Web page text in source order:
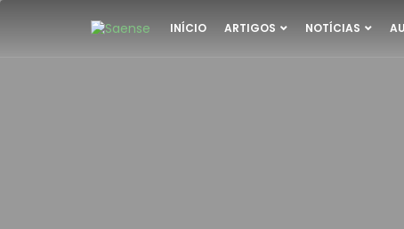
INÍCIO ARTIGOS NOTÍCIAS